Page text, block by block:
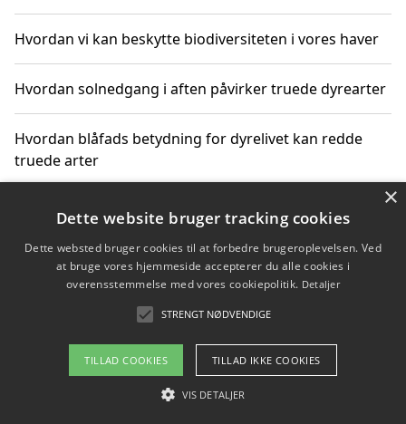
Hvordan vi kan beskytte biodiversiteten i vores haver
Hvordan solnedgang i aften påvirker truede dyrearter
Hvordan blåfads betydning for dyrelivet kan redde
truede arter
Hvordan kan gaver til unge voksne støtte bevarelsen
Copyright 2026 - Pilanto Aps
Om / kontakt
Blog Betingelser
×
Dette website bruger tracking cookies
Dette websted bruger cookies til at forbedre brugeroplevelsen. Ved
at bruge vores hjemmeside accepterer du alle cookies i
overensstemmelse med vores cookiepolitik. Detaljer
STRENGT NØDVENDIGE
TILLAD COOKIES TILLAD IKKE COOKIES
VIS DETALJER